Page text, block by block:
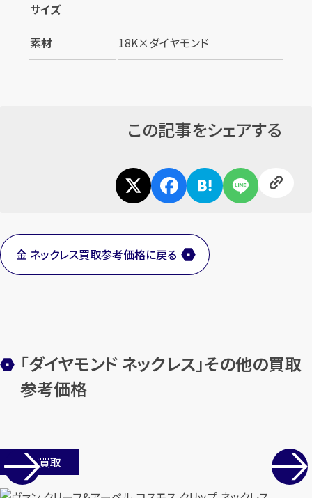
サイズ
素材
18K×ダイヤモンド
この記事をシェアする
金 ネックレス買取参考価格に戻る
「ダイヤモンド ネックレス」その他の買取
参考価格
店舗買取